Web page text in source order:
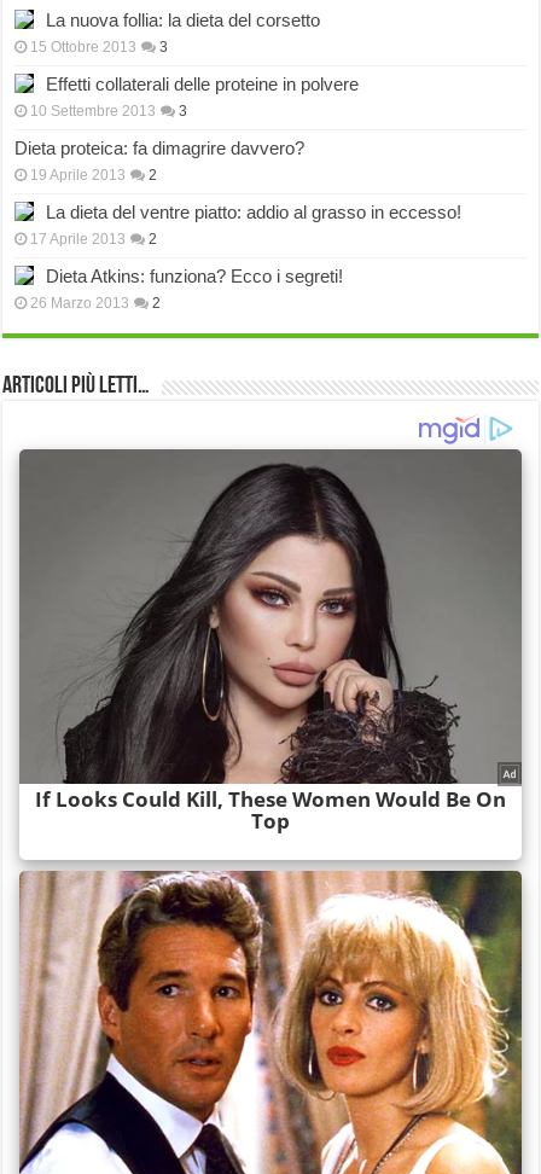
La nuova follia: la dieta del corsetto
15 Ottobre 2013 3
Effetti collaterali delle proteine in polvere
10 Settembre 2013 3
Dieta proteica: fa dimagrire davvero?
19 Aprile 2013 2
La dieta del ventre piatto: addio al grasso in eccesso!
17 Aprile 2013 2
Dieta Atkins: funziona? Ecco i segreti!
26 Marzo 2013 2
Articoli più Letti…